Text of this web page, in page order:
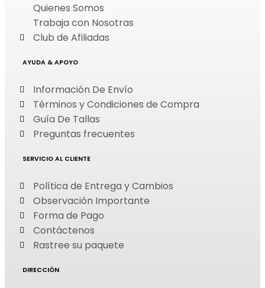
Quienes Somos
Trabaja con Nosotras
Club de Afiliadas
AYUDA & APOYO
Información De Envío
Términos y Condiciones de Compra
Guía De Tallas
Preguntas frecuentes
SERVICIO AL CLIENTE
Política de Entrega y Cambios
Observación Importante
Forma de Pago
Contáctenos
Rastree su paquete
DIRECCIÓN